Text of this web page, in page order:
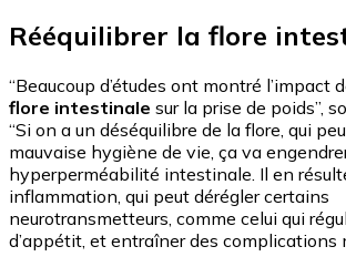
Rééquilibrer la flore
“Beaucoup d’études ont montré l’impact
flore intestinale sur la prise de poids”,
“Si on a un déséquilibre de la flore, qui
mauvaise hygiène de vie, ça va
hyperperméabilité intestinale. Il en
inflammation, qui peut dérégler certains
neurotransmetteurs, comme celui qui
d’appétit, et entraîner des complications